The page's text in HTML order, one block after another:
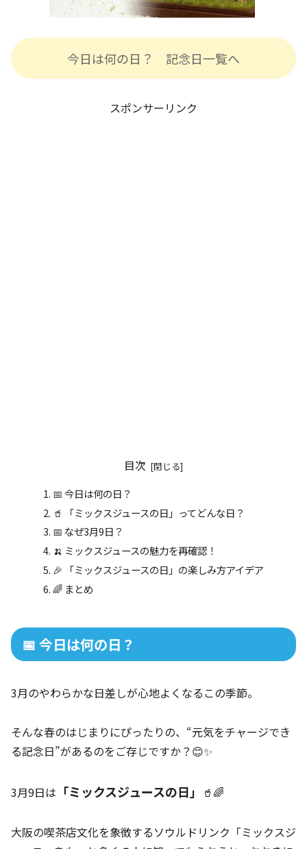
今日は何の日？ 記念日一覧へ
スポンサーリンク
目次
📅 今日は何の日？
🥤 「ミックスジュースの日」ってどんな日？
📅 なぜ3月9日？
🍌 ミックスジュースの魅力を再確認！
🎉 「ミックスジュースの日」の楽しみ方アイデア
🌈 まとめ
📅 今日は何の日？
3月のやわらかな日差しが心地よくなるこの季節。
そんな春のはじまりにぴったりの、“元気をチャージでき
る記念日”があるのをご存じですか？😊✨
3月9日は 「ミックスジュースの日」 🥤🌈
大阪の喫茶店文化を象徴するソウルドリンク「ミックスジ